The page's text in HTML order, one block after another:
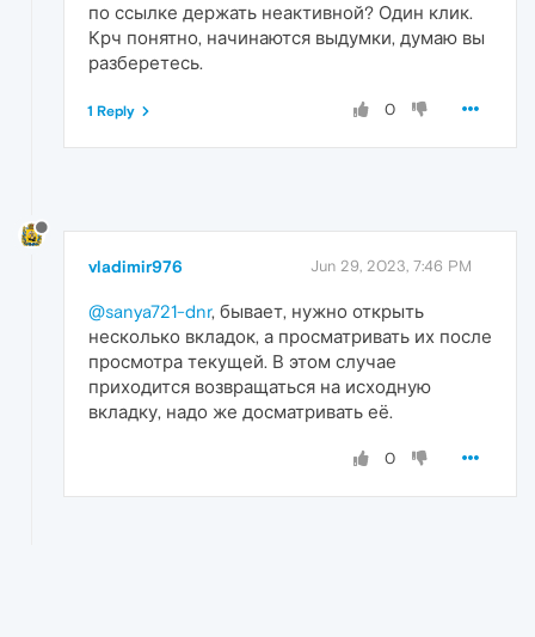
по ссылке держать неактивной? Один клик.
Крч понятно, начинаются выдумки, думаю вы
разберетесь.
0
1 Reply
vladimir976 Jun 29, 2023, 7:46 PM
@sanya721-dnr, бывает, нужно открыть
несколько вкладок, а просматривать их после
просмотра текущей. В этом случае
приходится возвращаться на исходную
вкладку, надо же досматривать её.
0